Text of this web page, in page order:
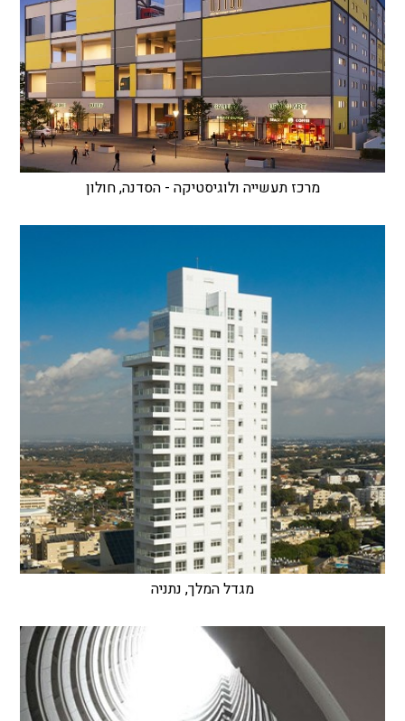
מרכז תעשייה ולוגיסטיקה - הסדנה, חולון
מגדל המלך, נתניה